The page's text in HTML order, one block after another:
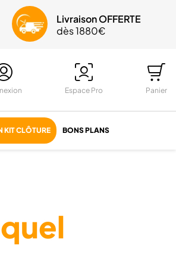
Livraison OFFERTE
dès 1880€
Espace Pro Panier
KIT CLÔTURE BONS PLANS